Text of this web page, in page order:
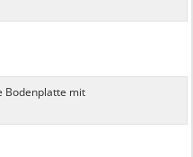
Bodenplatte mit